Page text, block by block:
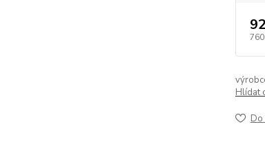
760
Hlídat
Do